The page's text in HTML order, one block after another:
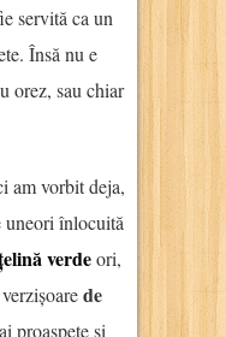
servită ca un
Însă nu e
orez, sau chiar
am vorbit deja,
uneori înlocuită
verdeori,
de
proaspete și